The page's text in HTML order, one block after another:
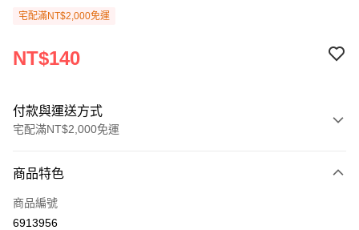
宅配滿NT$2,000免運
NT$140
付款與運送方式
宅配滿NT$2,000免運
信用卡一次付款
Apple Pay
商品特色
商品編號
6913956